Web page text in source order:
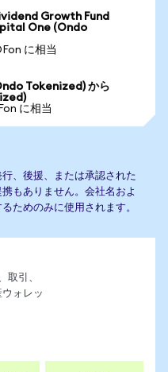
Growth Fund
One (Ondo
に相当
Tokenized) から
に相当
、後援、または承認された
もありません。会社名およ
ためのみに使用されます。
取引、
ォレッ